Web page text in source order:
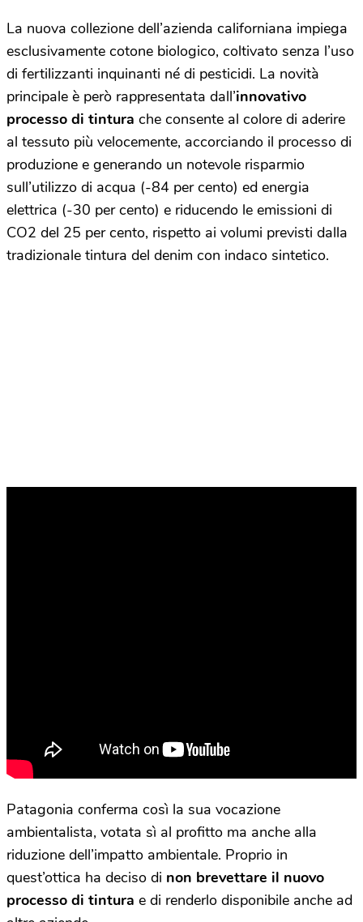
La nuova collezione dell’azienda californiana impiega
esclusivamente cotone biologico, coltivato senza l’uso
di fertilizzanti inquinanti né di pesticidi. La novità
principale è però rappresentata dall’innovativo
processo di tintura che consente al colore di aderire
al tessuto più velocemente, accorciando il processo di
produzione e generando un notevole risparmio
sull’utilizzo di acqua (-84 per cento) ed energia
elettrica (-30 per cento) e riducendo le emissioni di
CO2 del 25 per cento, rispetto ai volumi previsti dalla
tradizionale tintura del denim con indaco sintetico.
Patagonia conferma così la sua vocazione
ambientalista, votata sì al profitto ma anche alla
riduzione dell’impatto ambientale. Proprio in
quest’ottica ha deciso di non brevettare il nuovo
processo di tintura e di renderlo disponibile anche ad